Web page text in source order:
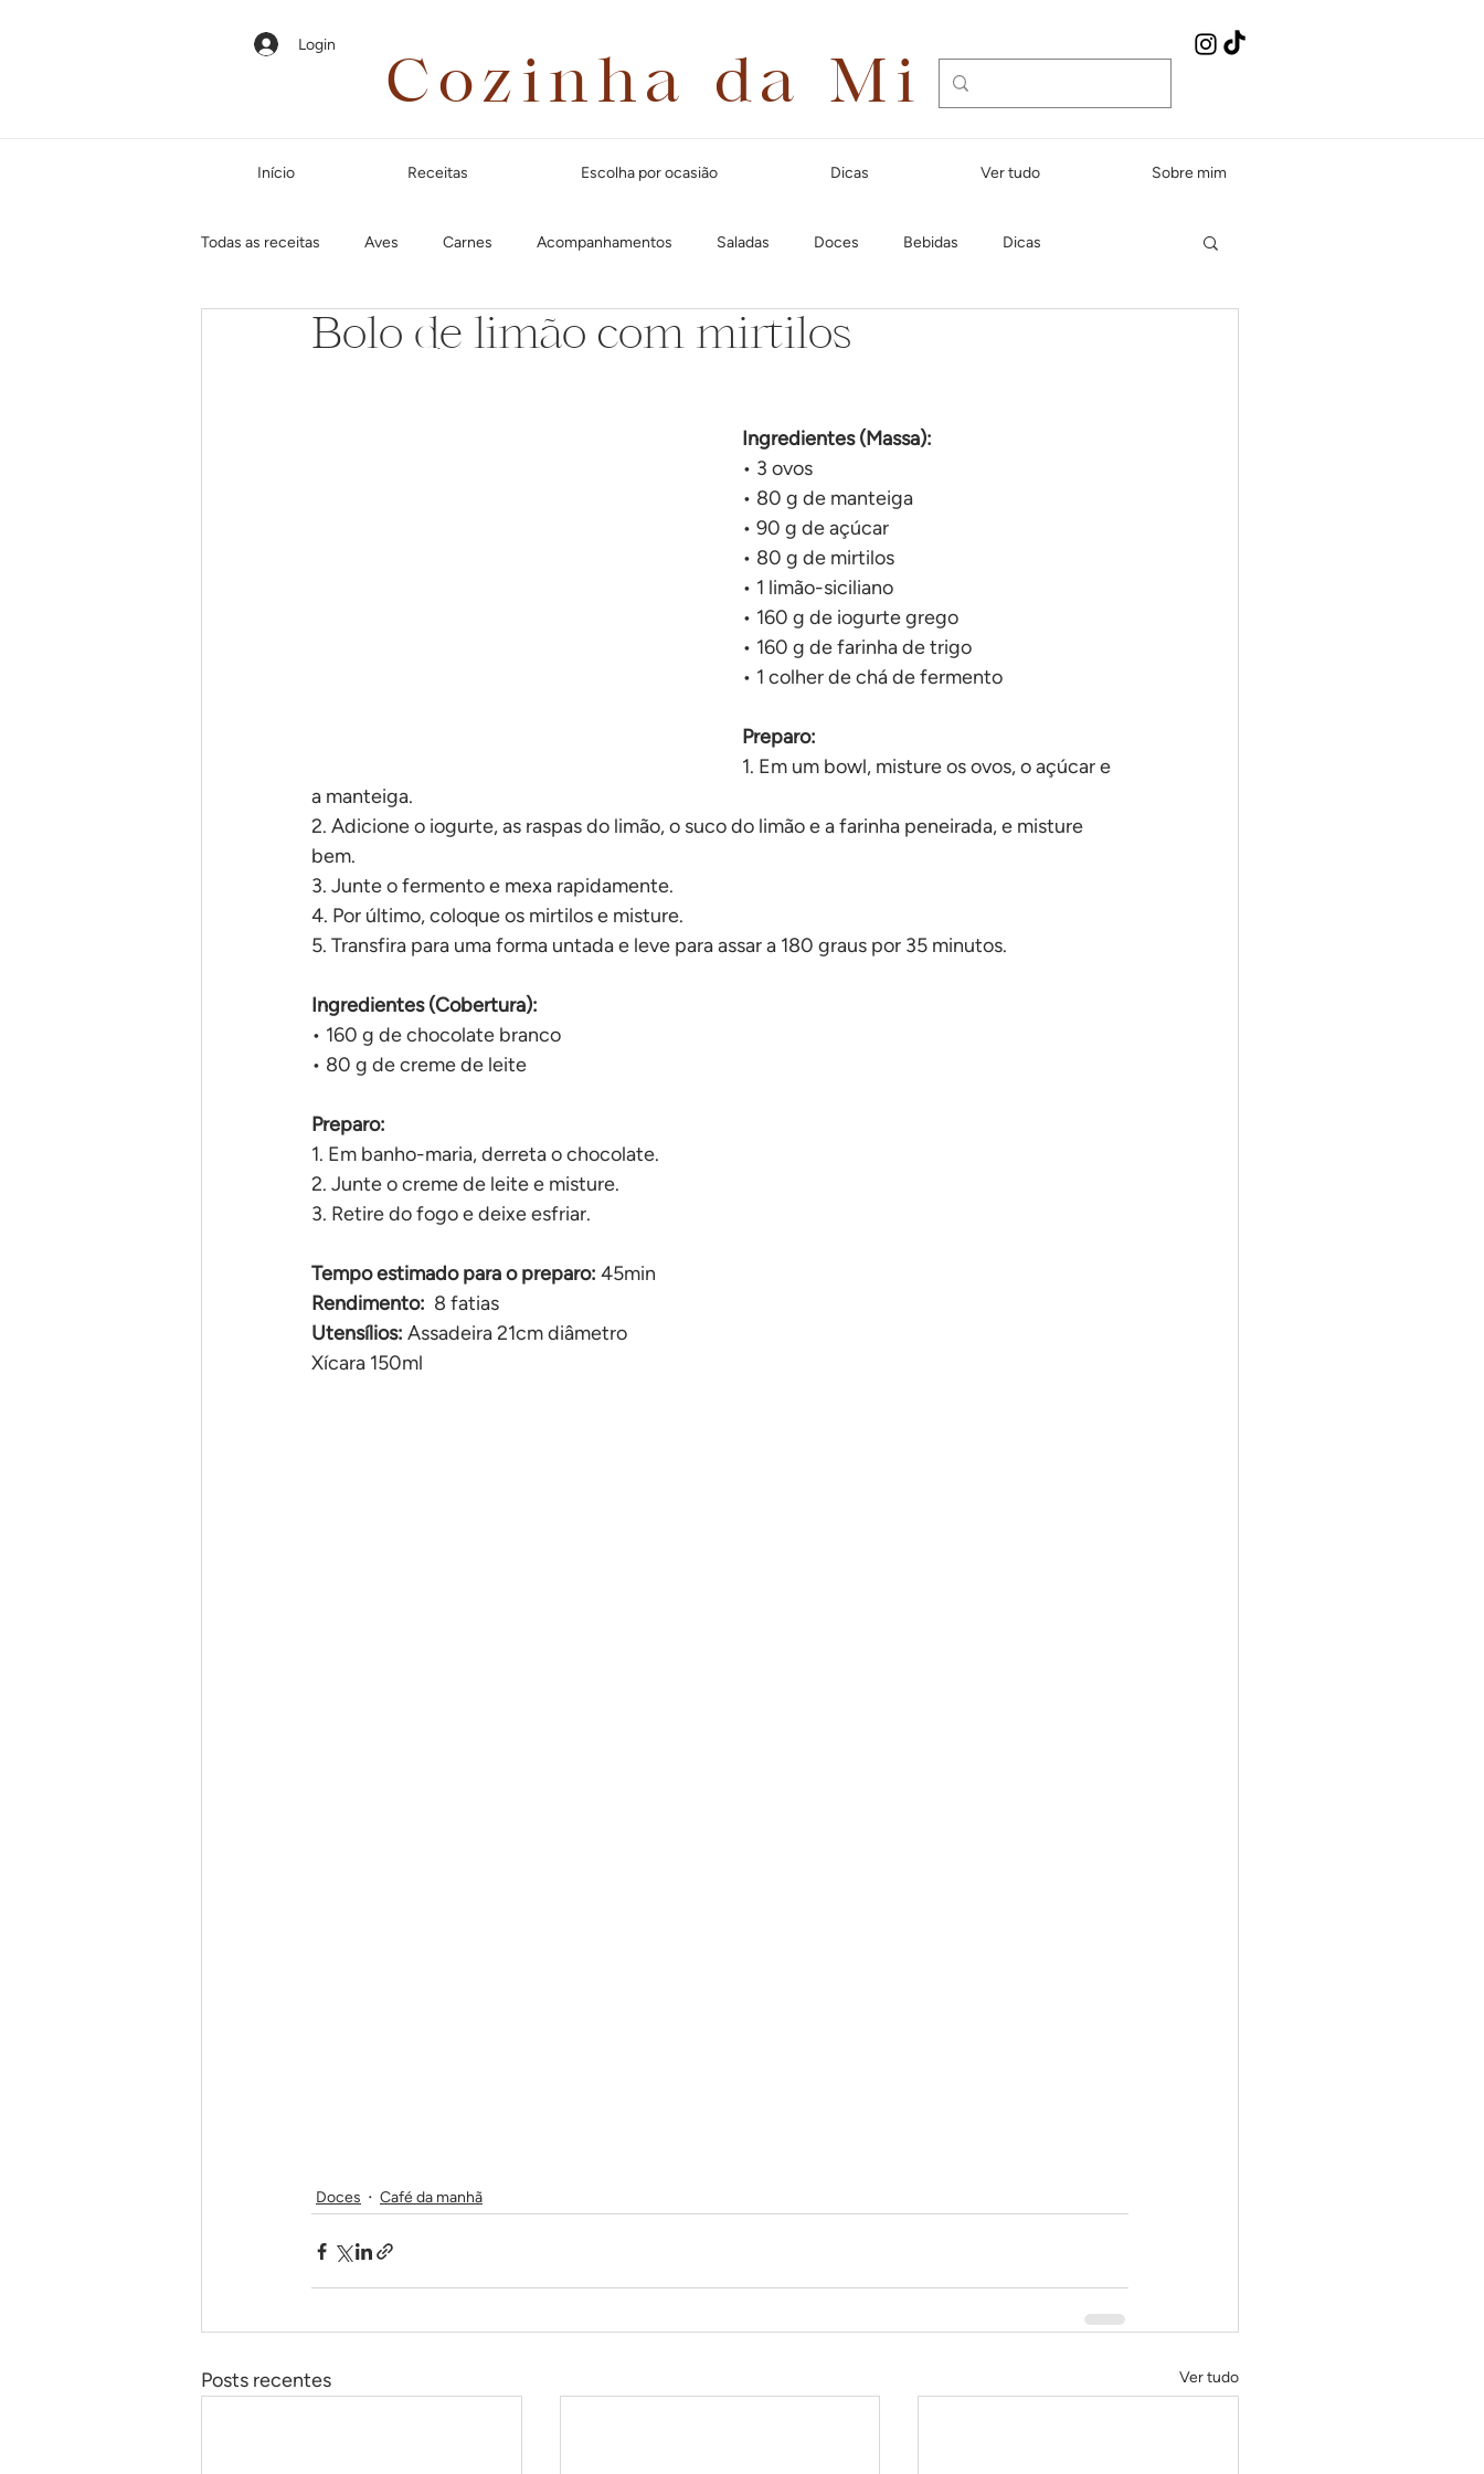
Login
Cozinha da Mi
Início Receitas Escolha por ocasião Dicas Ver tudo Sobre mim
Todas as receitas Aves Carnes Acompanhamentos Saladas Doces Bebidas Dicas
Em até 35 minutos Páscoa Dias quentes Lanches e aperitivos Natal
Bolo de limão com mirtilos
Ingredientes (Massa):
• 3 ovos
• 80 g de manteiga
• 90 g de açúcar
• 80 g de mirtilos
• 1 limão-siciliano
• 160 g de iogurte grego
• 160 g de farinha de trigo
• 1 colher de chá de fermento
Preparo:
1. Em um bowl, misture os ovos, o açúcar e
a manteiga.
2. Adicione o iogurte, as raspas do limão, o suco do limão e a farinha peneirada, e misture
bem.
3. Junte o fermento e mexa rapidamente.
4. Por último, coloque os mirtilos e misture.
5. Transfira para uma forma untada e leve para assar a 180 graus por 35 minutos.
Ingredientes (Cobertura):
• 160 g de chocolate branco
• 80 g de creme de leite
Preparo:
1. Em banho-maria, derreta o chocolate.
2. Junte o creme de leite e misture.
3. Retire do fogo e deixe esfriar.
Tempo estimado para o preparo: 45min
Rendimento: 8 fatias
Utensílios: Assadeira 21cm diâmetro
Xícara 150ml
Doces Café da manhã
Posts recentes Ver tudo